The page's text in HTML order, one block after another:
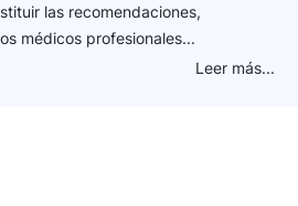
las recomendaciones,
médicos profesionales...
Leer más...